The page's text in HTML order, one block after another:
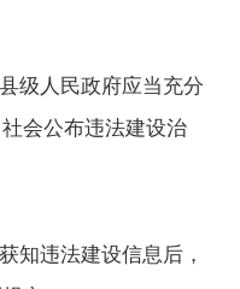
级人民政府应当充分
会公布违法建设治
知违法建设信息后，